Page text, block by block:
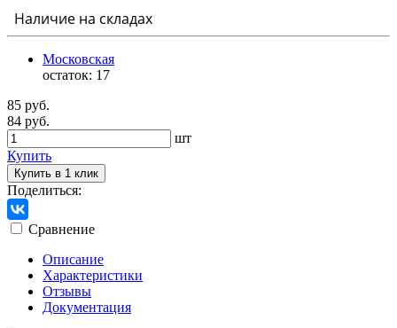
Наличие на складах
Московская
остаток: 17
85 руб.
84 руб.
шт
Купить
Купить в 1 клик
Поделиться:
Сравнение
Описание
Характеристики
Отзывы
Документация